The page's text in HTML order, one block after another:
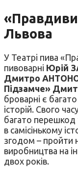
Львова
У Театрі пива
пивоварні Юрій
Дмитро
Підзамче»
броварні є
історій. Свого
багато перешкод
в самісінькому
згодом – пройти
виробництва на
двох років.